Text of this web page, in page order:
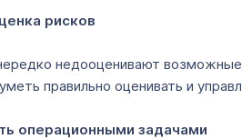
рисков
недооценивают
правильно оценивать и
операционными задачами